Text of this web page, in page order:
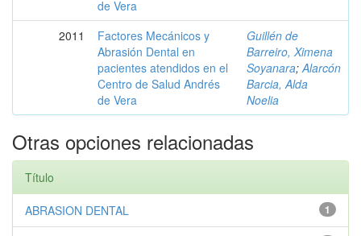
de Vera
2011
Factores Mecánicos y
Abrasión Dental en
pacientes atendidos en el
Centro de Salud Andrés
de Vera
Guillén de
Barreiro, Ximena
Soyanara;Alarcón
Barcia, Alda
Noelia
Otras opciones relacionadas
Título
1
ABRASION DENTAL